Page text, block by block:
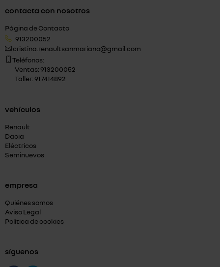
contacta con nosotros
Página de Contacto
913200052
cristina.renaultsanmariano@gmail.com
Teléfonos:
Ventas: 913200052
Taller: 917414892
vehículos
Renault
Dacia
Eléctricos
Seminuevos
empresa
Quiénes somos
Aviso Legal
Política de cookies
síguenos